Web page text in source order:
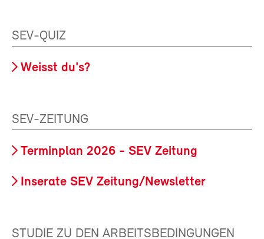
SEV-QUIZ
Weisst du's?
SEV-ZEITUNG
Terminplan 2026 - SEV Zeitung
Inserate SEV Zeitung/Newsletter
STUDIE ZU DEN ARBEITSBEDINGUNGEN